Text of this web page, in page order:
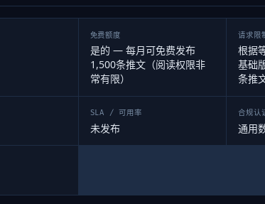
免费额度
是的 — 每月可免费发布
1,500条推文（阅读权限非
常有限）
请求限
根据
基础
条推
SLA / 可用率
未发布
合规认
通用